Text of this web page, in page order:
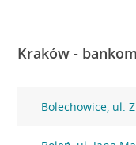
Kraków -
Bolechowice, ul.